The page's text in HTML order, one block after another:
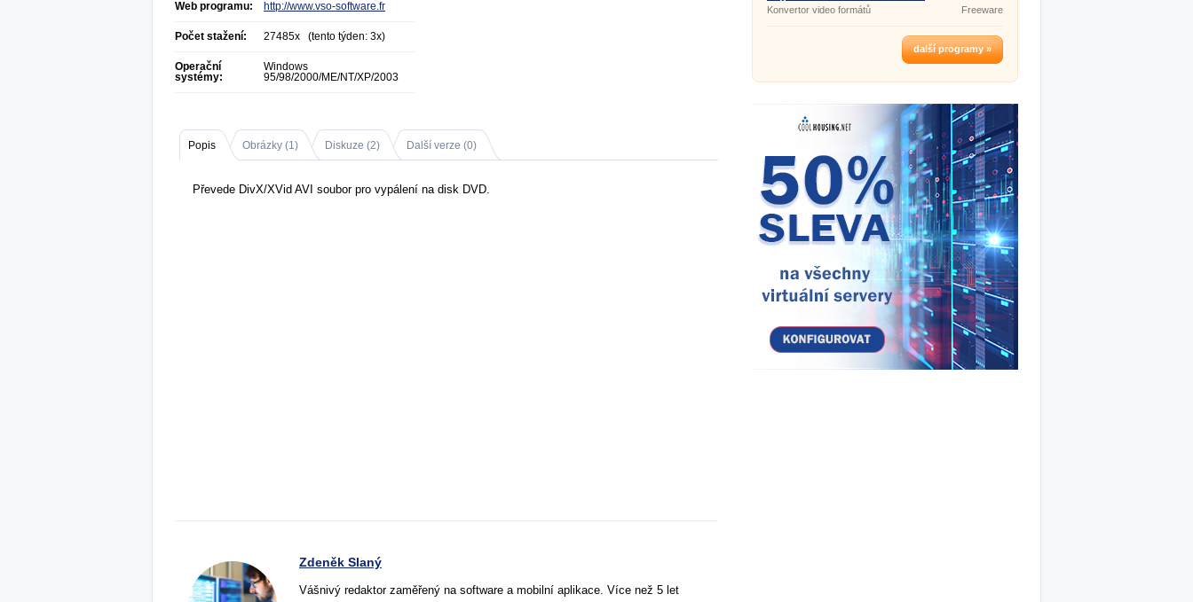
Web programu: http://www.vso-software.fr
Počet stažení: 27485x (tento týden: 3x)
Operační
systémy:
Windows
95/98/2000/ME/NT/XP/2003
Popis Obrázky (1) Diskuze (2) Další verze (0)
Převede DivX/XVid AVI soubor pro vypálení na disk DVD.
Zdeněk Slaný
Vášnivý redaktor zaměřený na software a mobilní aplikace. Více než 5 let
Konvertor video formátů
Freeware
další programy »